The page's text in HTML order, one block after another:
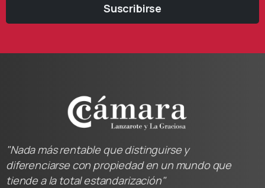
Suscribirse
"Nada más rentable que distinguirse y
diferenciarse con propiedad en un mundo que
tiende a la total estandarización"